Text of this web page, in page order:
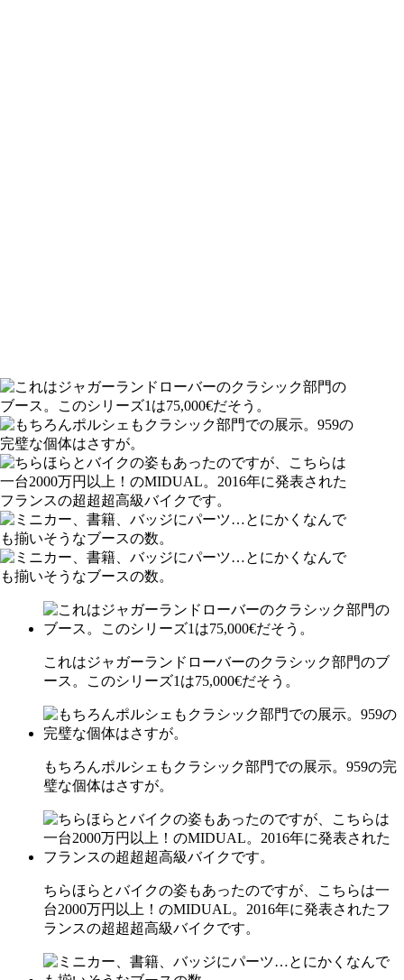
これはジャガーランドローバーのクラシック部門のブ
ース。このシリーズ1は75,000€だそう。
もちろんポルシェもクラシック部門での展示。959の完
璧な個体はさすが。
ちらほらとバイクの姿もあったのですが、こちらは一
台2000万円以上！のMIDUAL。2016年に発表されたフ
ランスの超超超高級バイクです。